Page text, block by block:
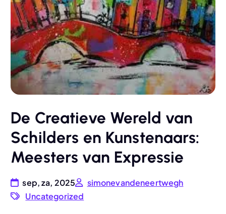
De Creatieve Wereld van
Schilders en Kunstenaars:
Meesters van Expressie
sep, za, 2025
simonevandeneertwegh
Uncategorized